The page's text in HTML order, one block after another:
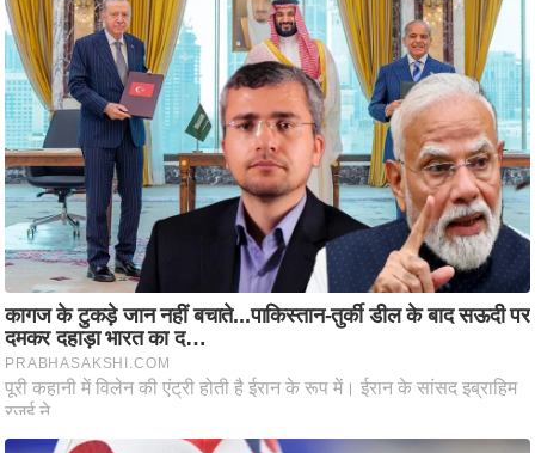
ति
वि
श्ले
ष
ण
स
म
सा
यि
क
मा
तृ
भू